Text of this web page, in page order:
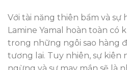
Với tài năng thiên bẩm và sự
Lamine Yamal hoàn toàn có
trong những ngôi sao hàng
tương lai. Tuy nhiên, sự kiên